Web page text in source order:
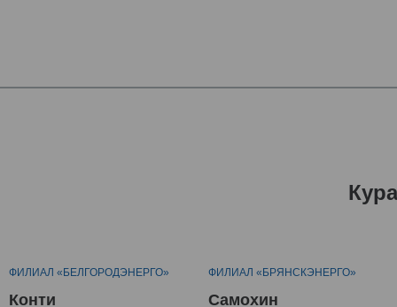
ФИЛИАЛ «БЕЛГОРОДЭНЕРГО»
Конти
ФИЛИАЛ «БРЯНСКЭНЕРГО»
Самохин